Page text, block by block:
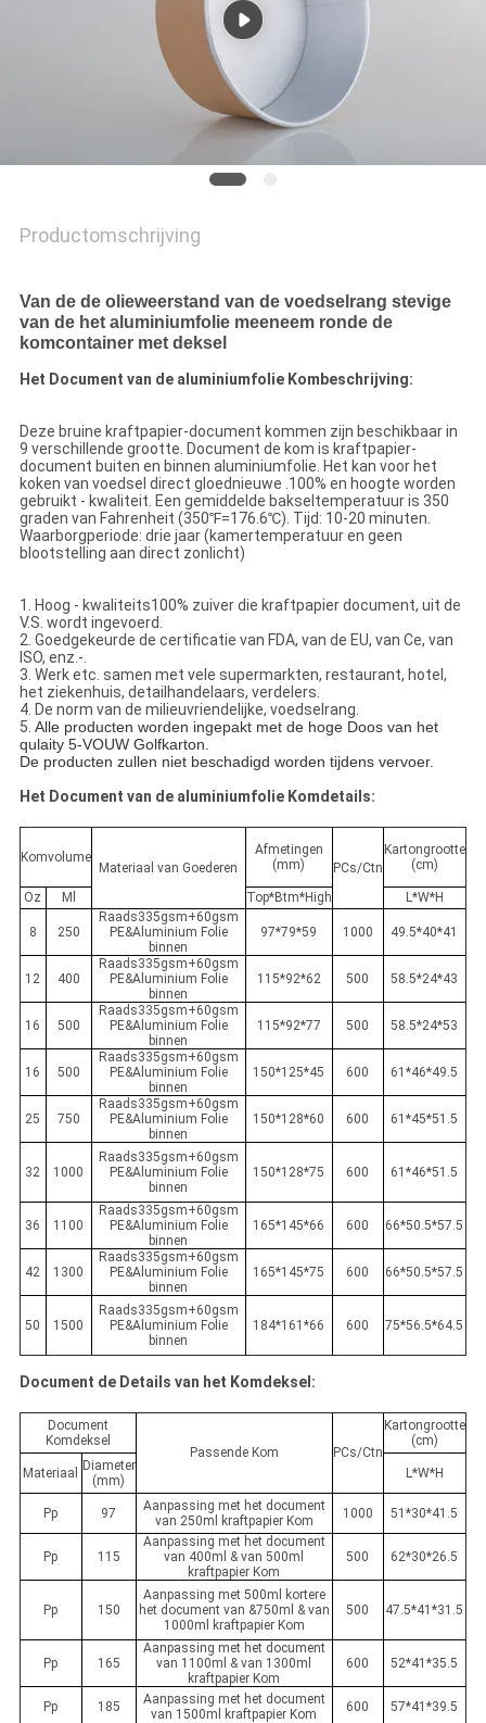
Productomschrijving
Van de de olieweerstand van de voedselrang stevige
van de het aluminiumfolie meeneem ronde de
komcontainer met deksel
Het Document van de aluminiumfolie Kombeschrijving:
Deze bruine kraftpapier-document kommen zijn beschikbaar in
9 verschillende grootte. Document de kom is kraftpapier-
document buiten en binnen aluminiumfolie. Het kan voor het
koken van voedsel direct gloednieuwe .100% en hoogte worden
gebruikt - kwaliteit. Een gemiddelde bakseltemperatuur is 350
graden van Fahrenheit (350℉=176.6℃). Tijd: 10-20 minuten.
Waarborgperiode: drie jaar (kamertemperatuur en geen
blootstelling aan direct zonlicht)
1. Hoog - kwaliteits100% zuiver die kraftpapier document, uit de
V.S. wordt ingevoerd.
2. Goedgekeurde de certificatie van FDA, van de EU, van Ce, van
ISO, enz.-.
3. Werk etc. samen met vele supermarkten, restaurant, hotel,
het ziekenhuis, detailhandelaars, verdelers.
4. De norm van de milieuvriendelijke, voedselrang.
5. Alle producten worden ingepakt met de hoge Doos van het
qulaity 5-VOUW Golfkarton.
De producten zullen niet beschadigd worden tijdens vervoer.
Het Document van de aluminiumfolie Komdetails:
Komvolume
Materiaal van Goederen
Afmetingen
(mm)
PCs/Ctn
Kartongrootte
(cm)
Oz Ml Top*Btm*High L*W*H
8 250
Raads335gsm+60gsm
PE&Aluminium Folie
binnen
97*79*59 1000 49.5*40*41
12 400
Raads335gsm+60gsm
PE&Aluminium Folie
binnen
115*92*62 500 58.5*24*43
16 500
Raads335gsm+60gsm
PE&Aluminium Folie
binnen
115*92*77 500 58.5*24*53
16 500
Raads335gsm+60gsm
PE&Aluminium Folie
binnen
150*125*45 600 61*46*49.5
25 750
Raads335gsm+60gsm
PE&Aluminium Folie
binnen
150*128*60 600 61*45*51.5
32 1000
Raads335gsm+60gsm
PE&Aluminium Folie
binnen
150*128*75 600 61*46*51.5
36 1100
Raads335gsm+60gsm
PE&Aluminium Folie
binnen
165*145*66 600 66*50.5*57.5
42 1300
Raads335gsm+60gsm
PE&Aluminium Folie
binnen
165*145*75 600 66*50.5*57.5
50 1500
Raads335gsm+60gsm
PE&Aluminium Folie
binnen
184*161*66 600 75*56.5*64.5
Document de Details van het Komdeksel:
Document
Komdeksel
Passende Kom PCs/Ctn
Kartongrootte
(cm)
Materiaal
Diameter
(mm)
L*W*H
Pp 97
Aanpassing met het document
van 250ml kraftpapier Kom
1000 51*30*41.5
Pp 115
Aanpassing met het document
van 400ml & van 500ml
kraftpapier Kom
500 62*30*26.5
Pp 150
Aanpassing met 500ml kortere
het document van &750ml & van
1000ml kraftpapier Kom
500 47.5*41*31.5
Pp 165
Aanpassing met het document
van 1100ml & van 1300ml
kraftpapier Kom
600 52*41*35.5
Pp 185
Aanpassing met het document
van 1500ml kraftpapier Kom
600 57*41*39.5